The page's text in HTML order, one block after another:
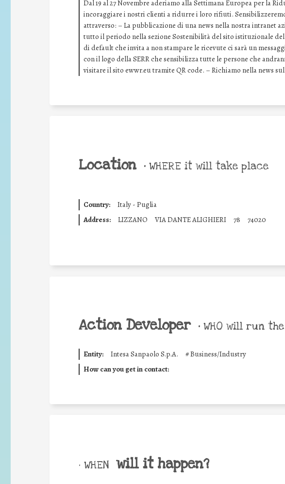
Dal 19 al 27 Novembre aderiamo alla Settimana Europea per la
incoraggiare i nostri clienti a ridurre i loro rifiuti.
attraverso: – La pubblicazione di una news nella nostra intranet
tutto il periodo nella sezione Sostenibilità del sito istituzionale
di default che invita a non stampare le ricevute ci sarà un
con il logo della SERR che sensibilizza tutte le persone che
visitare il sito ewwr.eu tramite QR code. – Richiamo nella news
Location • WHERE it will take place
Country:
Italy - Puglia
Address:
LIZZANO VIA DANTE ALIGHIERI 78 74020
Action Developer • WHO will run
Entity: Intesa Sanpaolo S.p.A. #Business/Industry
How can you get in contact:
• WHEN will it happen?